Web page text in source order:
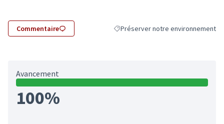
Commentaire Filtrer les résultats de la catégorie
Préserver notre environnement
Avancement
100%